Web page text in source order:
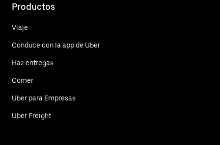
Productos
Viaje
Conduce con la app de Uber
Haz entregas
Comer
Uber para Empresas
Uber Freight